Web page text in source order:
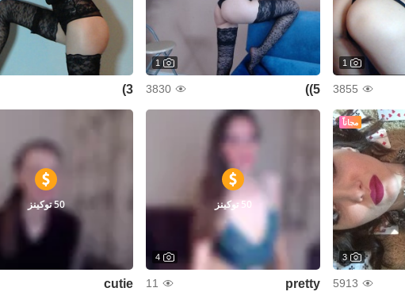
1
3855
1
5))
3830
3)
مجاناً
3
5913
50 توكينز
4
pretty
11
50 توكينز
cutie